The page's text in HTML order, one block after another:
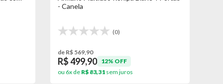
- Canela
(0)
de R$ 569,90
R$ 499,90 12% OFF
ou 6x de R$ 83,31 sem juros